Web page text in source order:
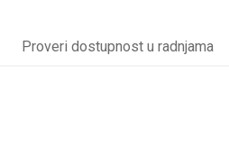
Proveri dostupnost u radnjama